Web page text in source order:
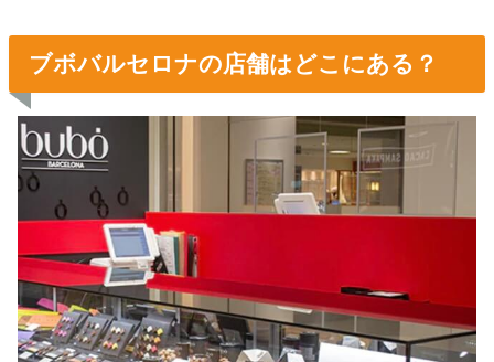
ブボバルセロナの店舗はどこにある？